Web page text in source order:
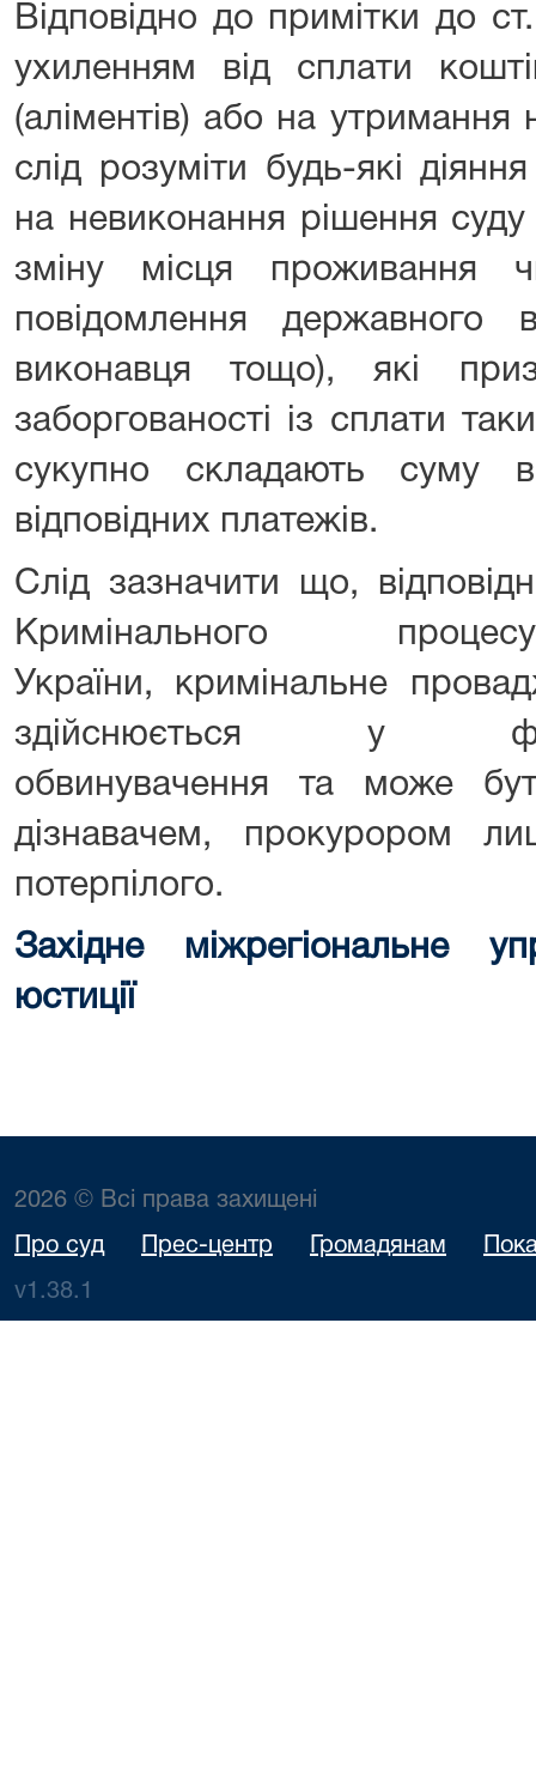
Відповідно до примітки до
ухиленням від сплати
(аліментів) або на утримання
слід розуміти будь-які
на невиконання рішення суду
зміну місця проживання
повідомлення державного
виконавця тощо), які
заборгованості із сплати
сукупно складають суму
відповідних платежів.
Слід зазначити що,
Кримінального
України, кримінальне
здійснюється у
обвинувачення та може
дізнавачем, прокурором
потерпілого.
Західне міжрегіональне
юстиції
2026 © Всі права захищені
Про суд Прес-центр Громадянам
v1.38.1